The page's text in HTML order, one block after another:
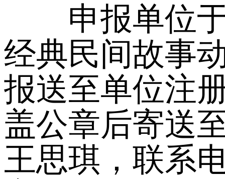
申报单位于
经典民间故事
报送至单位注
盖公章后寄送
王思琪，联系